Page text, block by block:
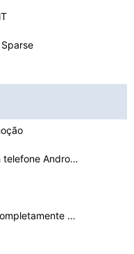
Script
Como fazer uma imagem JPEG de uma armação Ainda em um…
UDP
Maneiras Incríveis de personalizar um telefone Android…
Como fazer o Chat no Facebook Vá completamente branco